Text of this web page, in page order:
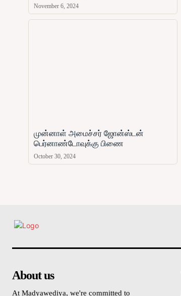
November 6, 2024
முன்னாள் அமைச்சர் ஜோன்ஸ்டன்
பெர்னாண்டோவுக்கு பிணை
October 30, 2024
About us
At Madyawediya, we're committed to